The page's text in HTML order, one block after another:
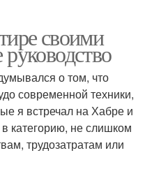
своими
о том, что
современной техники,
я встречал на Хабре и
категорию, не слишком
трудозатратам или